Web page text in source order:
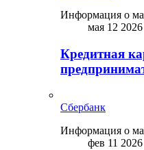
Информация о
мая 12 2026
Кредитная
Сбербанк
Информация о
фев 11 2026